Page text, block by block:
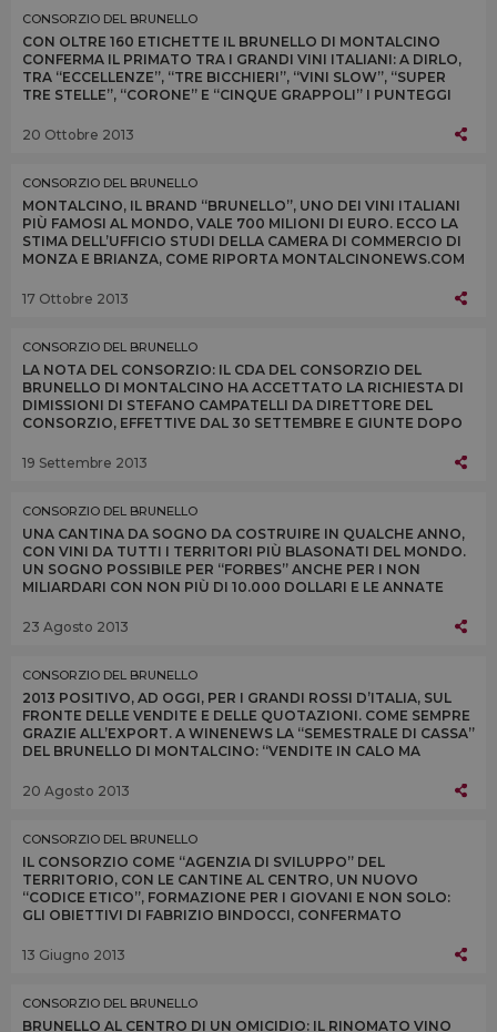
CONSORZIO DEL BRUNELLO
CON OLTRE 160 ETICHETTE IL BRUNELLO DI MONTALCINO
CONFERMA IL PRIMATO TRA I GRANDI VINI ITALIANI: A DIRLO,
TRA “ECCELLENZE”, “TRE BICCHIERI”, “VINI SLOW”, “SUPER
TRE STELLE”, “CORONE” E “CINQUE GRAPPOLI” I PUNTEGGI
20 Ottobre 2013
CONSORZIO DEL BRUNELLO
MONTALCINO, IL BRAND “BRUNELLO”, UNO DEI VINI ITALIANI
PIÙ FAMOSI AL MONDO, VALE 700 MILIONI DI EURO. ECCO LA
STIMA DELL’UFFICIO STUDI DELLA CAMERA DI COMMERCIO DI
MONZA E BRIANZA, COME RIPORTA MONTALCINONEWS.COM
17 Ottobre 2013
CONSORZIO DEL BRUNELLO
LA NOTA DEL CONSORZIO: IL CDA DEL CONSORZIO DEL
BRUNELLO DI MONTALCINO HA ACCETTATO LA RICHIESTA DI
DIMISSIONI DI STEFANO CAMPATELLI DA DIRETTORE DEL
CONSORZIO, EFFETTIVE DAL 30 SETTEMBRE E GIUNTE DOPO
19 Settembre 2013
CONSORZIO DEL BRUNELLO
UNA CANTINA DA SOGNO DA COSTRUIRE IN QUALCHE ANNO,
CON VINI DA TUTTI I TERRITORI PIÙ BLASONATI DEL MONDO.
UN SOGNO POSSIBILE PER “FORBES” ANCHE PER I NON
MILIARDARI CON NON PIÙ DI 10.000 DOLLARI E LE ANNATE
23 Agosto 2013
CONSORZIO DEL BRUNELLO
2013 POSITIVO, AD OGGI, PER I GRANDI ROSSI D’ITALIA, SUL
FRONTE DELLE VENDITE E DELLE QUOTAZIONI. COME SEMPRE
GRAZIE ALL’EXPORT. A WINENEWS LA “SEMESTRALE DI CASSA”
DEL BRUNELLO DI MONTALCINO: “VENDITE IN CALO MA
20 Agosto 2013
CONSORZIO DEL BRUNELLO
IL CONSORZIO COME “AGENZIA DI SVILUPPO” DEL
TERRITORIO, CON LE CANTINE AL CENTRO, UN NUOVO
“CODICE ETICO”, FORMAZIONE PER I GIOVANI E NON SOLO:
GLI OBIETTIVI DI FABRIZIO BINDOCCI, CONFERMATO
MONTALCINO
13 Giugno 2013
CONSORZIO DEL BRUNELLO
BRUNELLO AL CENTRO DI UN OMICIDIO: IL RINOMATO VINO